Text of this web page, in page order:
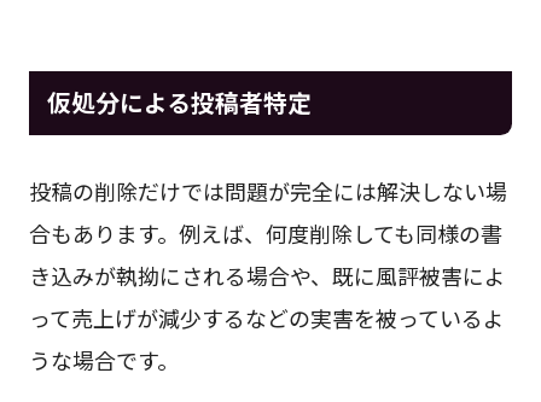
仮処分による投稿者特定
投稿の削除だけでは問題が完全には解決しない場
合もあります。例えば、何度削除しても同様の書
き込みが執拗にされる場合や、既に風評被害によ
って売上げが減少するなどの実害を被っているよ
うな場合です。